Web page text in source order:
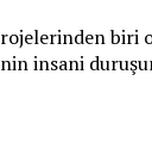
biri
insani